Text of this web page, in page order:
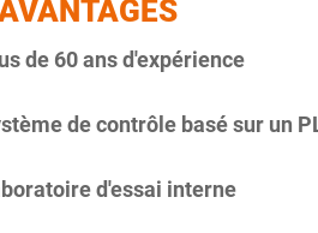
de 60 ans d'expérience
de contrôle basé sur un
d'essai interne